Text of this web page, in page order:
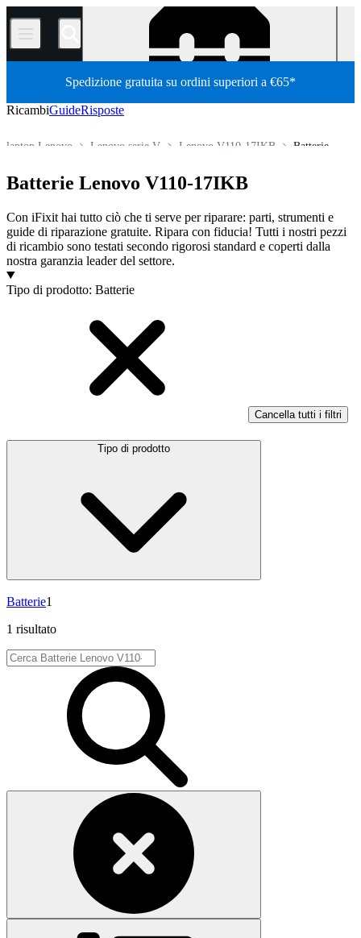
/
Spedizione gratuita su ordini superiori a €65*
RicambiGuideRisposte
Batterie
Lenovo V110-17IKB
Lenovo serie V
laptop Lenovo
Batterie Lenovo V110-17IKB
Con iFixit hai tutto ciò che ti serve per riparare: parti, strumenti e
guide di riparazione gratuite. Ripara con fiducia! Tutti i nostri pezzi
di ricambio sono testati secondo rigorosi standard e coperti dalla
nostra garanzia leader del settore.
Prodotti
Tipo di prodotto: Batterie
Cancella tutti i filtri
Tipo di prodotto
Batterie1
1 risultato